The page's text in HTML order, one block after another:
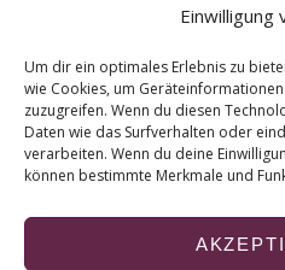
Einwilligung
Um dir ein optimales Erlebnis zu
wie Cookies, um
zuzugreifen. Wenn du diesen
Daten wie das Surfverhalten oder
verarbeiten. Wenn du deine
können bestimmte Merkmale und